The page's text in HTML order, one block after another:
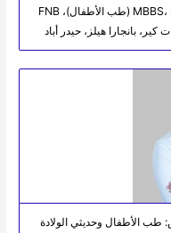
أمراض القلب للأطفال مؤهلات: MBBS، DCH، DNB (طب الأطفال)، FNB
بانجارا هيلز، حيدر أباد
الأطفال وحديثي الولادة